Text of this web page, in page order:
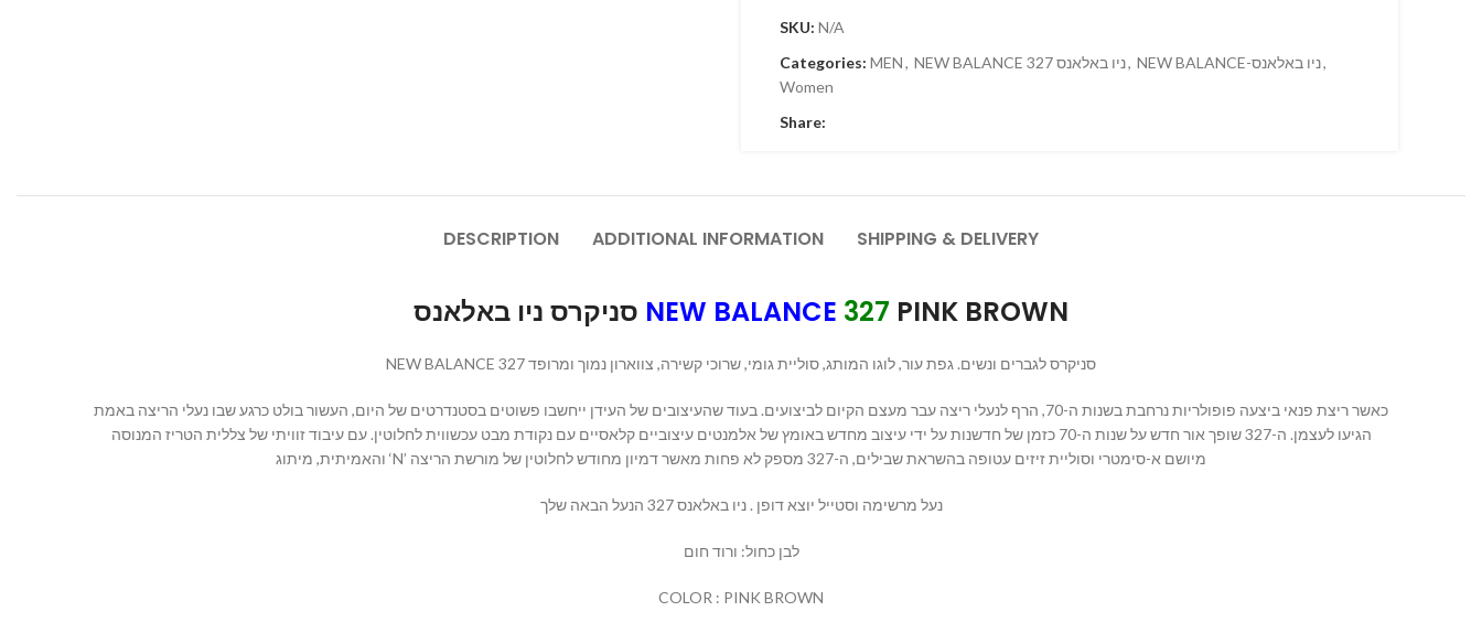
SKU: N/A
Categories: MEN, NEW BALANCE 327 ניו באלאנס, NEW BALANCE-ניו באלאנס,
Women
Share:
DESCRIPTION ADDITIONAL INFORMATION SHIPPING & DELIVERY
NEW BALANCE 327 PINK BROWN
NEW BALANCE 327 סניקרס לגברים ונשים. גפת עור, לוגו המותג, סוליית גומי, שרוכי קשירה, צווארון נמוך ומרופד
כאשר ריצת פנאי ביצעה פופולריות נרחבת בשנות ה-70, הרף לנעלי ריצה עבר מעצם הקיום לביצועים. בעוד שהעיצובים של העידן ייחשבו פשוטים בסטנדרטים של היום, העשור בולט כרגע שבו נעלי הריצה באמת
הגיעו לעצמן. ה-327 שופך אור חדש על שנות ה-70 כזמן של חדשנות על ידי עיצוב מחדש באומץ של אלמנטים עיצוביים קלאסיים עם נקודת מבט עכשווית לחלוטין. עם עיבוד זוויתי של צללית הטריז המנוסה
והאמיתית, מיתוג ‘N’ מיושם א-סימטרי וסוליית זיזים עטופה בהשראת שבילים, ה-327 מספק לא פחות מאשר דמיון מחודש לחלוטין של מורשת הריצה
נעל מרשימה וסטייל יוצא דופן . ניו באלאנס 327 הנעל הבאה שלך
לבן כחול: ורוד חום
COLOR : PINK BROWN